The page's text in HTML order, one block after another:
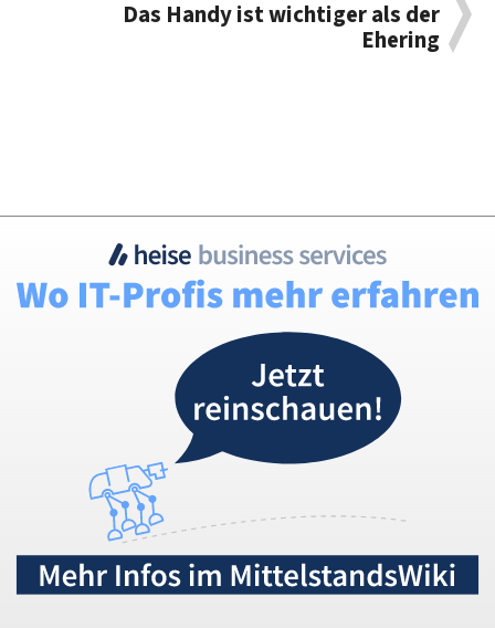
Das Handy ist wichtiger als der
Ehering